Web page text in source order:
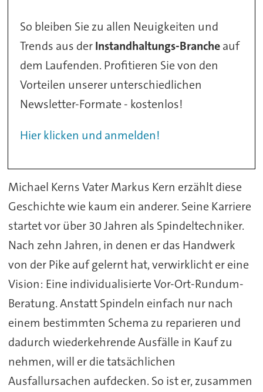
So bleiben Sie zu allen Neuigkeiten und
Trends aus derInstandhaltungs-Brancheauf
dem Laufenden. Profitieren Sie von den
Vorteilen unserer unterschiedlichen
Newsletter-Formate - kostenlos!
Hier klicken und anmelden!
Michael Kerns Vater Markus Kern erzählt diese
Geschichte wie kaum ein anderer. Seine Karriere
startet vor über 30 Jahren als Spindeltechniker.
Nach zehn Jahren, in denen er das Handwerk
von der Pike auf gelernt hat, verwirklicht er eine
Vision: Eine individualisierte Vor-Ort-Rundum-
Beratung. Anstatt Spindeln einfach nur nach
einem bestimmten Schema zu reparieren und
dadurch wiederkehrende Ausfälle in Kauf zu
nehmen, will er die tatsächlichen
Ausfallursachen aufdecken. So ist er, zusammen